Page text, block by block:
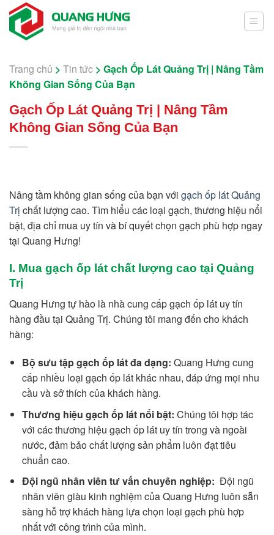
Skip
content
Trang chủ > Tin tức > Gạch Ốp Lát Quảng Trị | Nâng Tầm
Không Gian Sống Của Bạn
Gạch Ốp Lát Quảng Trị | Nâng Tầm
Không Gian Sống Của Bạn
Nâng tầm không gian sống của bạn với gạch ốp lát Quảng
Trị chất lượng cao. Tìm hiểu các loại gạch, thương hiệu nổi
bật, địa chỉ mua uy tín và bí quyết chọn gạch phù hợp ngay
tại Quang Hưng!
I. Mua gạch ốp lát chất lượng cao tại Quảng
Trị
Quang Hưng tự hào là nhà cung cấp gạch ốp lát uy tín
hàng đầu tại Quảng Trị. Chúng tôi mang đến cho khách
hàng:
Bộ sưu tập gạch ốp lát đa dạng: Quang Hưng cung
cấp nhiều loại gạch ốp lát khác nhau, đáp ứng mọi nhu
cầu và sở thích của khách hàng.
Thương hiệu gạch ốp lát nổi bật: Chúng tôi hợp tác
với các thương hiệu gạch ốp lát uy tín trong và ngoài
nước, đảm bảo chất lượng sản phẩm luôn đạt tiêu
chuẩn cao.
Đội ngũ nhân viên tư vấn chuyên nghiệp: Đội ngũ
nhân viên giàu kinh nghiệm của Quang Hưng luôn sẵn
sàng hỗ trợ khách hàng lựa chọn loại gạch phù hợp
nhất với công trình của mình.